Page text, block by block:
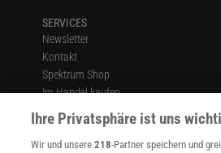
SERVICES
Newsletter
Kontakt
Spektrum Shop
Im Handel kaufen
Presse
Verträge kündigen
Widerruf
Ihre Privatsphäre ist uns
Wir und unsere218-Partner speichern und